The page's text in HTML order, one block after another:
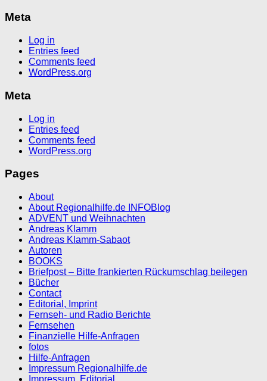
Meta
Log in
Entries feed
Comments feed
WordPress.org
Meta
Log in
Entries feed
Comments feed
WordPress.org
Pages
About
About Regionalhilfe.de INFOBlog
ADVENT und Weihnachten
Andreas Klamm
Andreas Klamm-Sabaot
Autoren
BOOKS
Briefpost – Bitte frankierten Rückumschlag beilegen
Bücher
Contact
Editorial, Imprint
Fernseh- und Radio Berichte
Fernsehen
Finanzielle Hilfe-Anfragen
fotos
Hilfe-Anfragen
Impressum Regionalhilfe.de
Impressum, Editorial